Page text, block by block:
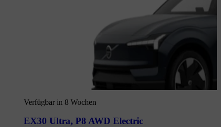
Verfügbar in 8 Wochen
EX30 Ultra, P8 AWD Electric